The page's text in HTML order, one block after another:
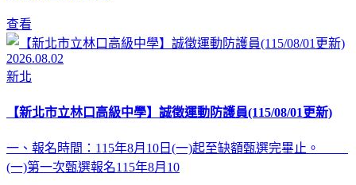
查看
2026.08.02
新北
【新北市立林口高級中學】誠徵運動防護員(115/08/01更新)
一、報名時間：115年8月10日(一)起至缺額甄選完畢止。
(一)第一次甄選報名115年8月10